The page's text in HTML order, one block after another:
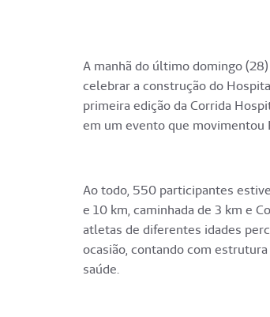
A manhã do último domingo
celebrar a construção do
primeira edição da Corrida
em um evento que movimentou
Ao todo, 550 participantes
e 10 km, caminhada de 3 km e
atletas de diferentes idades
ocasião, contando com
saúde.